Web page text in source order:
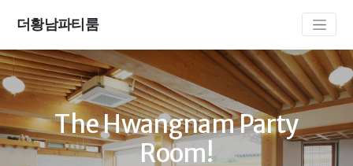
더황남파티룸
The Hwangnam Party
Room!